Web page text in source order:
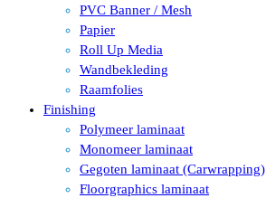
PVC Banner / Mesh
Papier
Roll Up Media
Wandbekleding
Raamfolies
Finishing
Polymeer laminaat
Monomeer laminaat
Gegoten laminaat (Carwrapping)
Floorgraphics laminaat